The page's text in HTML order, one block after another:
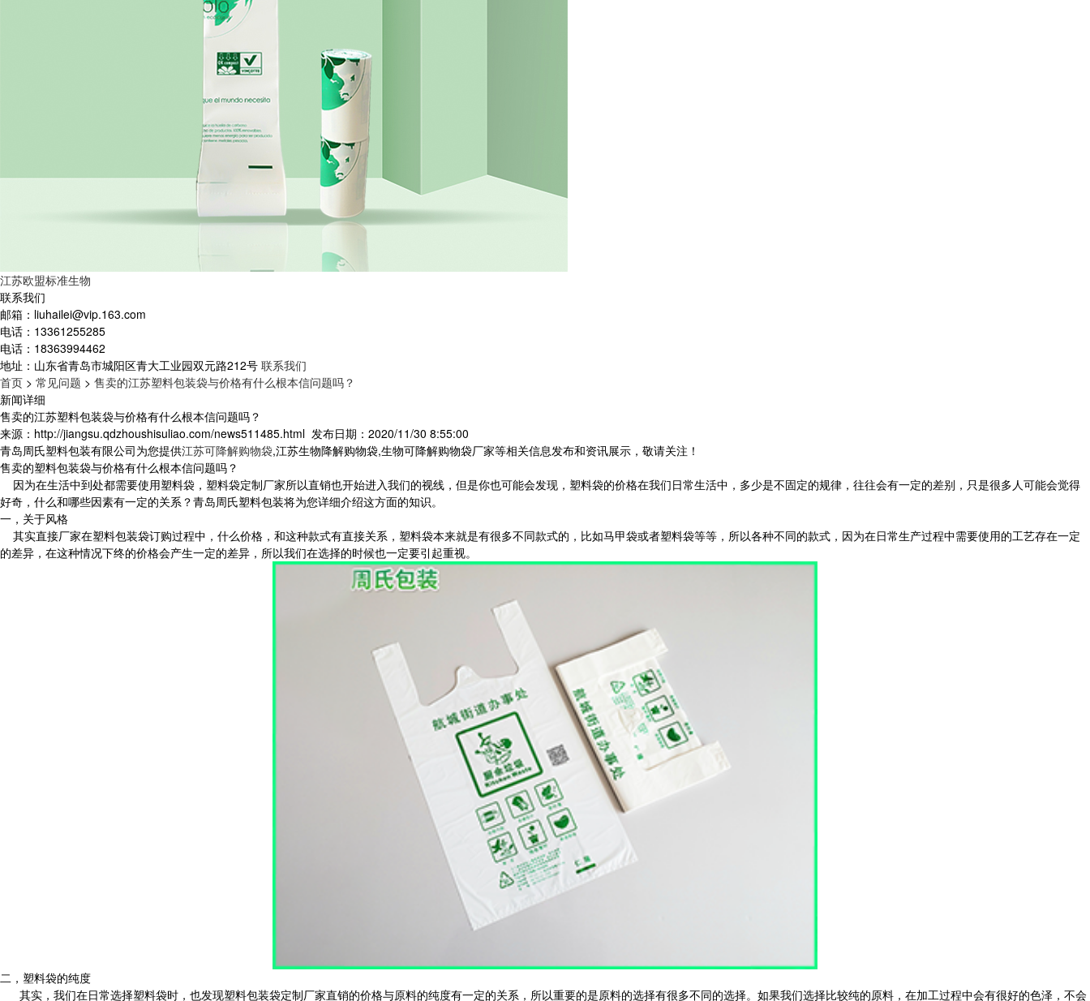
江苏欧盟标准生物
联系我们
邮箱： liuhailei@vip.163.com
电话： 13361255285
电话： 18363994462
地址： 山东省青岛市城阳区青大工业园双元路212号 联系我们
首页 > 常见问题 > 售卖的江苏塑料包装袋与价格有什么根本信问题吗？
新闻详细
售卖的江苏塑料包装袋与价格有什么根本信问题吗？
来源：http://jiangsu.qdzhoushisuliao.com/news511485.html 发布日期：2020/11/30 8:55:00
青岛周氏塑料包装有限公司为您提供江苏可降解购物袋,江苏生物降解购物袋,生物可降解购物袋厂家等相关信息发布和资讯展示，敬请关注！
售卖的塑料包装袋与价格有什么根本信问题吗？
因为在生活中到处都需要使用塑料袋，塑料袋定制厂家所以直销也开始进入我们的视线，但是你也可能会发现，塑料袋的价格在我们日常生活中，多少是不固定的规律，往往会有一定的差别，只是很多人可能会觉得
好奇，什么和哪些因素有一定的关系？青岛周氏塑料包装将为您详细介绍这方面的知识。
一，关于风格
其实直接厂家在塑料包装袋订购过程中，什么价格，和这种款式有直接关系，塑料袋本来就是有很多不同款式的，比如马甲袋或者塑料袋等等，所以各种不同的款式，因为在日常生产过程中需要使用的工艺存在一定
的差异，在这种情况下终的价格会产生一定的差异，所以我们在选择的时候也一定要引起重视。
二，塑料袋的纯度
其实，我们在日常选择塑料袋时，也发现塑料包装袋定制厂家直销的价格与原料的纯度有一定的关系，所以重要的是原料的选择有很多不同的选择。如果我们选择比较纯的原料，在加工过程中会有很好的色泽，不会